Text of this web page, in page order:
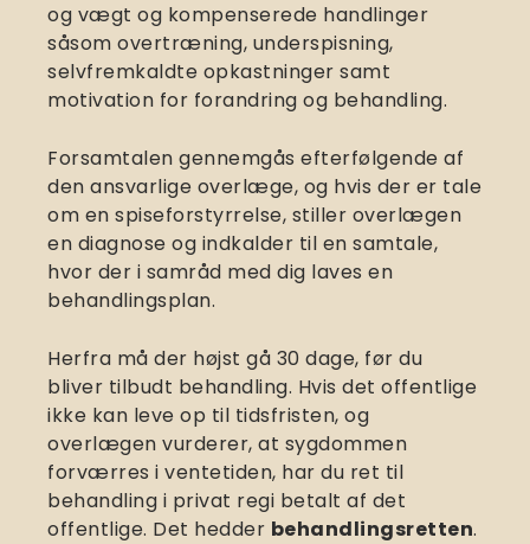
og vægt og kompenserede handlinger
såsom overtræning, underspisning,
selvfremkaldte opkastninger samt
motivation for forandring og behandling.
Forsamtalen gennemgås efterfølgende af
den ansvarlige overlæge, og hvis der er tale
om en spiseforstyrrelse, stiller overlægen
en diagnose og indkalder til en samtale,
hvor der i samråd med dig laves en
behandlingsplan.
Herfra må der højst gå 30 dage, før du
bliver tilbudt behandling. Hvis det offentlige
ikke kan leve op til tidsfristen, og
overlægen vurderer, at sygdommen
forværres i ventetiden, har du ret til
behandling i privat regi betalt af det
offentlige. Det hedder behandlingsretten.